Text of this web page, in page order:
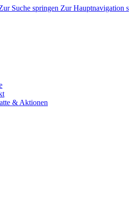
Suche springen Zur Hauptnavigation
& Aktionen